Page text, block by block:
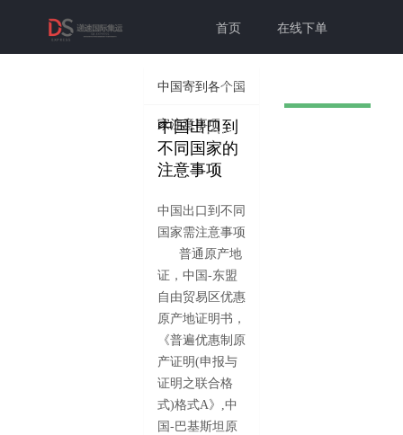
首页 在线下单
联系我们
个人中心
切换为老
中国寄到各个国
家注意事项
中国出口到
不同国家的
注意事项
中国出口到不同
国家需注意事项
普通原产地
证，中国-东盟
自由贸易区优惠
原产地证明书，
《普遍优惠制原
产证明(申报与
证明之联合格
式)格式A》,中
国-巴基斯坦原